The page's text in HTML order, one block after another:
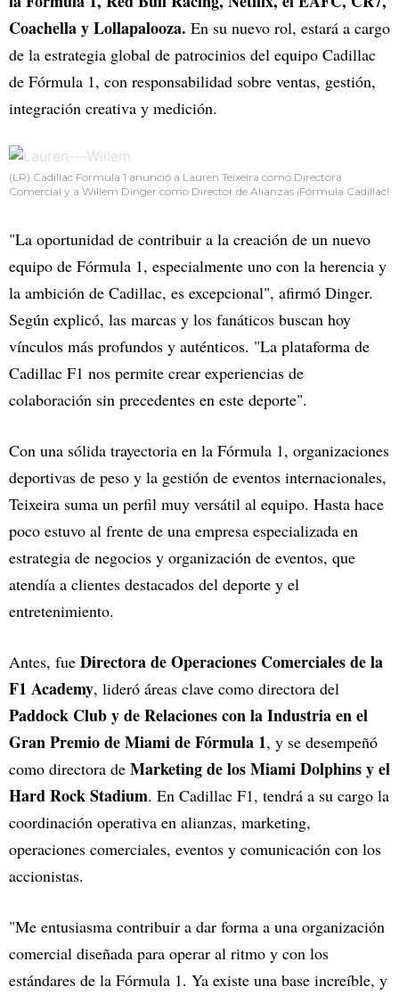
Coachella y Lollapalooza. En su nuevo rol, estará a cargo
de la estrategia global de patrocinios del equipo Cadillac
de Fórmula 1, con responsabilidad sobre ventas, gestión,
integración creativa y medición.
(LR) Cadillac Formula 1 anunció a Lauren Teixeira como Directora
Comercial y a Willem Dinger como Director de Alianzas.¡Fórmula Cadillac!
"La oportunidad de contribuir a la creación de un nuevo
equipo de Fórmula 1, especialmente uno con la herencia y
la ambición de Cadillac, es excepcional", afirmó Dinger.
Según explicó, las marcas y los fanáticos buscan hoy
vínculos más profundos y auténticos. "La plataforma de
Cadillac F1 nos permite crear experiencias de
colaboración sin precedentes en este deporte".
Con una sólida trayectoria en la Fórmula 1, organizaciones
deportivas de peso y la gestión de eventos internacionales,
Teixeira suma un perfil muy versátil al equipo. Hasta hace
poco estuvo al frente de una empresa especializada en
estrategia de negocios y organización de eventos, que
atendía a clientes destacados del deporte y el
entretenimiento.
Antes, fue Directora de Operaciones Comerciales de la
F1 Academy, lideró áreas clave como directora del
Paddock Club y de Relaciones con la Industria en el
Gran Premio de Miami de Fórmula 1, y se desempeñó
como directora de Marketing de los Miami Dolphins y el
Hard Rock Stadium. En Cadillac F1, tendrá a su cargo la
coordinación operativa en alianzas, marketing,
operaciones comerciales, eventos y comunicación con los
accionistas.
"Me entusiasma contribuir a dar forma a una organización
comercial diseñada para operar al ritmo y con los
estándares de la Fórmula 1. Ya existe una base increíble, y